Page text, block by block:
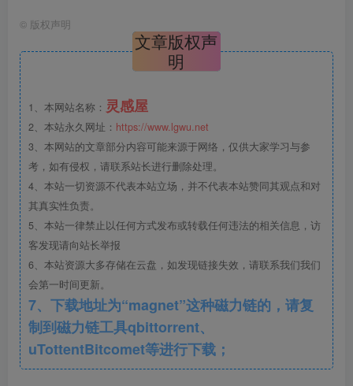
本项目位于荥阳市贾峪镇宜居健康城，处于郑州都市区1
小时经济圈辐射区。是乐丘游乐继福州融侨爱丽丝梦游仙境
1.0主题乐园后，推出的梦幻森林——爱丽丝梦游仙境2.0主
题儿童乐园。
The project is located in livable and healthy city, Jiayu
Town, Xingyang City, and in the radiation area of 1-hour
economic circle in Zhengzhou metropolitan area. It is a
dream forest – Alice in Wonderland 2.0 theme children’s
Park launched by Leqiu amusement after Fuzhou
Rongqiao Alice in Wonderland 1.0 theme park.
设计说明
我们从故事中汲取灵感，融入故事场景及元素。以丰富
的空间结构和设计亮点，容纳每个小孩子和大孩子的童心；
并运用场景化的设计手法，引出主题梦幻森林——爱丽丝梦
© 版权声明
文章版权声
明
1、本网站名称： 灵感屋
2、本站永久网址： https://www.lgwu.net
3、本网站的文章部分内容可能来源于网络，仅供大家学习与参
考，如有侵权，请联系站长进行删除处理。
4、本站一切资源不代表本站立场，并不代表本站赞同其观点和对
其真实性负责。
5、本站一律禁止以任何方式发布或转载任何违法的相关信息，访
客发现请向站长举报
6、本站资源大多存储在云盘，如发现链接失效，请联系我们我们
会第一时间更新。
7、下载地址为“magnet”这种磁力链的，请复
制到磁力链工具qbittorrent、
uTottentBitcomet等进行下载；